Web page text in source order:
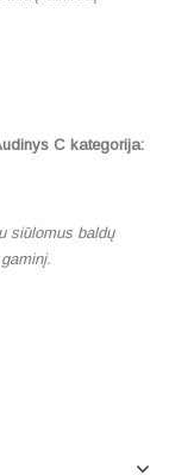
C kategorija:
siūlomus baldų